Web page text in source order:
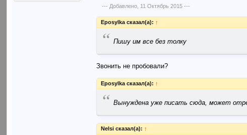
--- Добавлено, 11 Октябрь 2015 ---
Eposylka сказал(а): ↑
“ Пишу им все без толку
Звонить не пробовали?
Eposylka сказал(а): ↑
“ Вынуждена уже писать сюда, может
Nelsi сказал(а): ↑